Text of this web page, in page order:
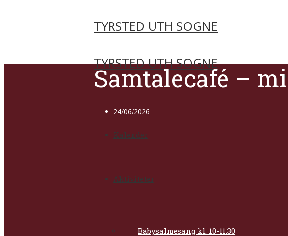
TYRSTED UTH SOGNE
Kalender
Aktiviteter
Babysalmesang kl. 10-11.30
TYRSTED UTH SOGNE
Samtalecafé –
24/06/2026